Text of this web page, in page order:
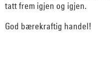
tatt frem igjen og igjen.
God bærekraftig handel!